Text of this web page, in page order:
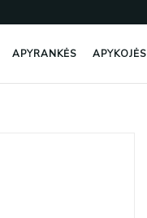
APYRANKĖS APYKOJĖS